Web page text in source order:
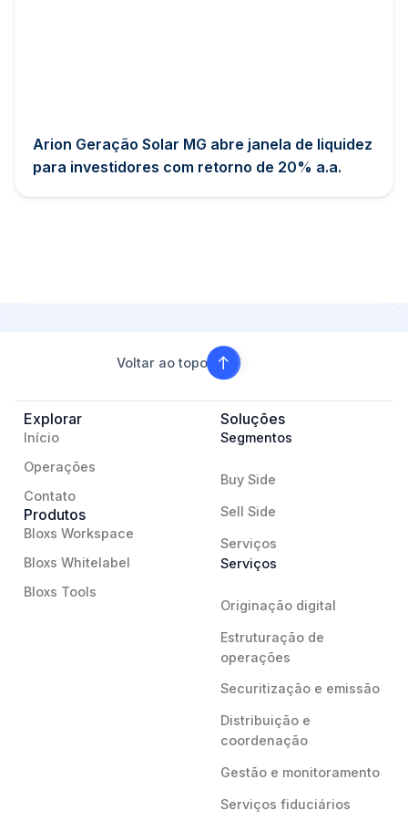
Arion Geração Solar MG abre janela de liquidez
para investidores com retorno de 20% a.a.
Voltar ao topo
Explorar
Início
Operações
Contato
Produtos
Bloxs Workspace
Bloxs Whitelabel
Bloxs Tools
Soluções
Segmentos
Buy Side
Sell Side
Serviços
Serviços
Originação digital
Estruturação de
operações
Securitização e emissão
Distribuição e
coordenação
Gestão e monitoramento
Serviços fiduciários